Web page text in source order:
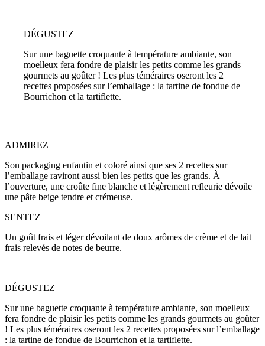
DÉGUSTEZ
Sur une baguette croquante à température ambiante, son
moelleux fera fondre de plaisir les petits comme les grands
gourmets au goûter ! Les plus téméraires oseront les 2
recettes proposées sur l’emballage : la tartine de fondue de
Bourrichon et la tartiflette.
ADMIREZ
Son packaging enfantin et coloré ainsi que ses 2 recettes sur
l’emballage raviront aussi bien les petits que les grands. À
l’ouverture, une croûte fine blanche et légèrement refleurie dévoile
une pâte beige tendre et crémeuse.
SENTEZ
Un goût frais et léger dévoilant de doux arômes de crème et de lait
frais relevés de notes de beurre.
DÉGUSTEZ
Sur une baguette croquante à température ambiante, son moelleux
fera fondre de plaisir les petits comme les grands gourmets au goûter
! Les plus téméraires oseront les 2 recettes proposées sur l’emballage
: la tartine de fondue de Bourrichon et la tartiflette.